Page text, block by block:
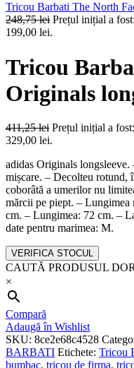
Tricou Barbati The North
248,75lei Prețul inițial a
199,00 lei.
Tricou
Originals
411,25lei Prețul inițial a
329,00 lei.
adidas Originals
mișcare. – Decolteu rotund,
coborâtă a umerilor nu
mărcii pe piept. – Lungimea
cm. – Lungimea: 72 cm. –
date pentru marimea: M.
VERIFICA STOCUL
CAUTĂ PRODUSUL
×
Compară
Adaugă în Wishlist
SKU: 8ce2e68c4528
BARBATI Etichete: Tricou
bumbac, tricou de firma,